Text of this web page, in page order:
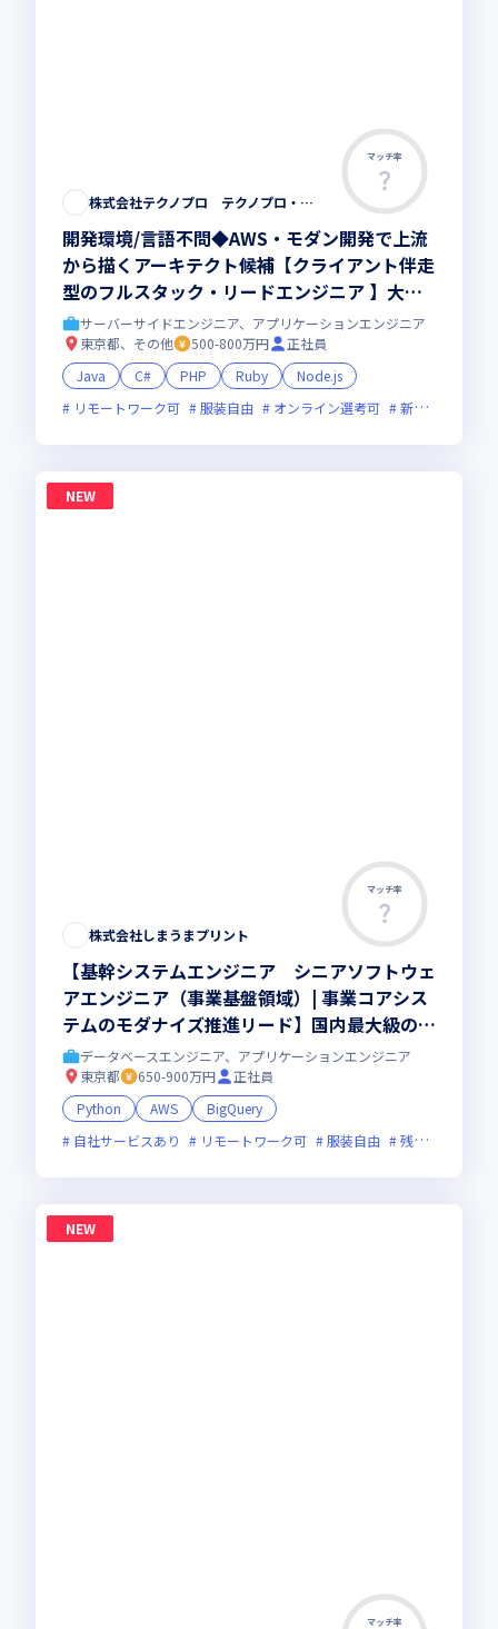
マッチ率
株式会社テクノプロ テクノプロ・エンジニアリング社
開発環境/言語不問◆AWS・モダン開発で上流
から描くアーキテクト候補【クライアント伴走
型のフルスタック・リードエンジニア 】大手
直取引・最先端プロジェクト多数／残業少・福
利厚生◎
サーバーサイドエンジニア、アプリケーションエンジニア
東京都、その他
500-800万円
正社員
Java
C# PHP Ruby
Node.js
リモートワーク可
服装自由 オンライン選考可 新技術に積極的
NEW
マッチ率
株式会社しまうまプリント
【基幹システムエンジニア シニアソフトウェ
アエンジニア（事業基盤領域）| 事業コアシス
テムのモダナイズ推進リード】国内最大級のプ
リントECを支える基幹システム｜会計・デー
タ基盤・大規模データ管理｜ペタバイト級デー
タ｜基幹SaaS接続｜部課長層と協働して推進
｜ハイブリッド勤務(週1出社)
データベースエンジニア、アプリケーションエンジニア
東京都
650-900万円
正社員
Python
AWS
BigQuery
自社サービスあり
リモートワーク可 服装自由 残業月20時間未満
NEW
マッチ率